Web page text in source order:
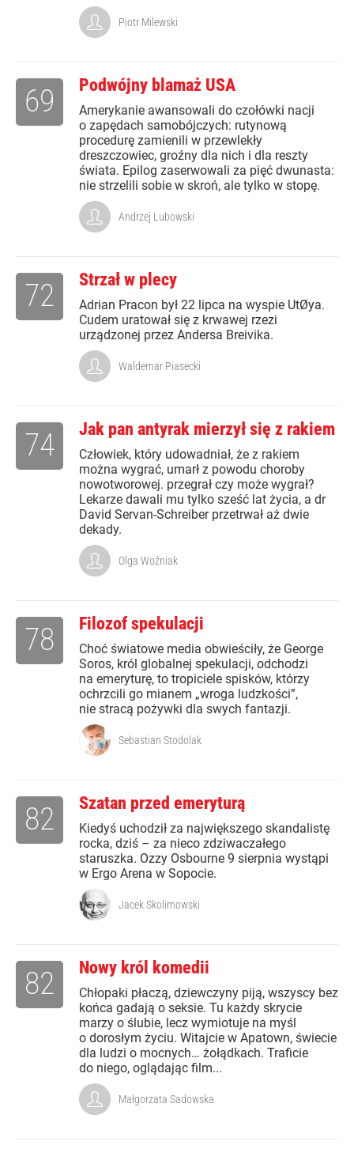
Piotr Milewski
Podwójny blamaż USA
Amerykanie awansowali do czołówki nacji
o zapędach samobójczych: rutynową
procedurę zamienili w przewlekły
dreszczowiec, groźny dla nich i dla reszty
świata. Epilog zaserwowali za pięć dwunasta:
nie strzelili sobie w skroń, ale tylko w stopę.
69
Andrzej Lubowski
Strzał w plecy
Adrian Pracon był 22 lipca na wyspie UtØya.
Cudem uratował się z krwawej rzezi
urządzonej przez Andersa Breivika.
72
Waldemar Piasecki
Jak pan antyrak mierzył się z rakiem
Człowiek, który udowadniał, że z rakiem
można wygrać, umarł z powodu choroby
nowotworowej. przegrał czy może wygrał?
Lekarze dawali mu tylko sześć lat życia, a dr
David Servan-Schreiber przetrwał aż dwie
dekady.
74
Olga Woźniak
Filozof spekulacji
Choć światowe media obwieściły, że George
Soros, król globalnej spekulacji, odchodzi
na emeryturę, to tropiciele spisków, którzy
ochrzcili go mianem „wroga ludzkości”,
nie stracą pożywki dla swych fantazji.
78
Sebastian Stodolak
Szatan przed emeryturą
Kiedyś uchodził za największego skandalistę
rocka, dziś – za nieco zdziwaczałego
staruszka. Ozzy Osbourne 9 sierpnia wystąpi
w Ergo Arena w Sopocie.
82
Jacek Skolimowski
Nowy król komedii
Chłopaki płaczą, dziewczyny piją, wszyscy bez
końca gadają o seksie. Tu każdy skrycie
marzy o ślubie, lecz wymiotuje na myśl
o dorosłym życiu. Witajcie w Apatown, świecie
dla ludzi o mocnych… żołądkach. Traficie
do niego, oglądając film...
82
Małgorzata Sadowska